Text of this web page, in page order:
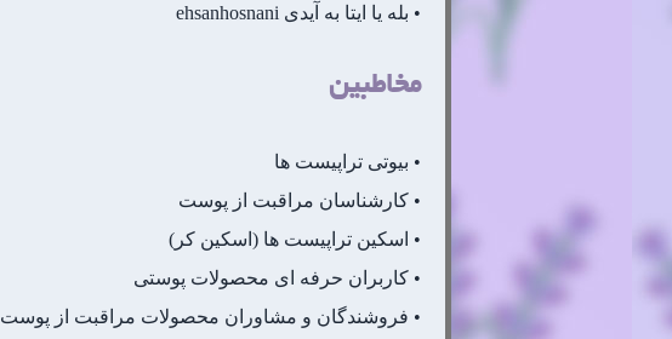
• بله یا ایتا به آیدی ehsanhosnani
مخاطبین
• بیوتی تراپیست ها
• کارشناسان مراقبت از پوست
• اسکین تراپیست ها (اسکین کر)
• کاربران حرفه ای محصولات پوستی
• فروشندگان و مشاوران محصولات مراقبت از پوست